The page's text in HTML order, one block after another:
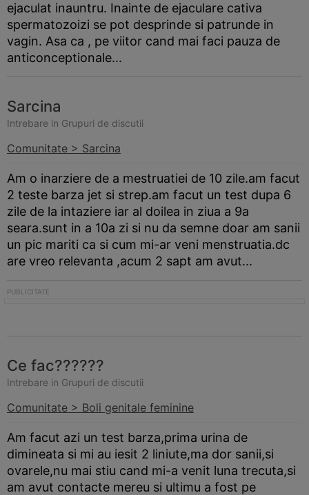
ejaculat inauntru. Inainte de ejaculare cativa
spermatozoizi se pot desprinde si patrunde in
vagin. Asa ca , pe viitor cand mai faci pauza de
anticonceptionale...
Sarcina
Intrebare in Grupuri de discutii
Comunitate > Sarcina
Am o inarziere de a mestruatiei de 10 zile.am facut
2 teste barza jet si strep.am facut un test dupa 6
zile de la intaziere iar al doilea in ziua a 9a
seara.sunt in a 10a zi si nu da semne doar am sanii
un pic mariti ca si cum mi-ar veni menstruatia.dc
are vreo relevanta ,acum 2 sapt am avut...
Ce fac??????
Intrebare in Grupuri de discutii
Comunitate > Boli genitale feminine
Am facut azi un test barza,prima urina de
dimineata si mi au iesit 2 liniute,ma dor sanii,si
ovarele,nu mai stiu cand mi-a venit luna trecuta,si
am avut contacte mereu si ultimu a fost pe